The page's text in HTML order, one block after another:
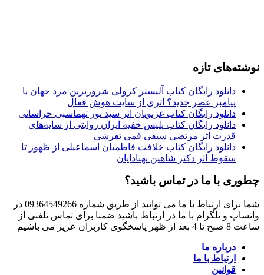
نوشته‌های تازه
دانلود رایگان کتاب آلیستر کرولی شرورترین مرد جهان یا
پیامبر عصر جدید؟ اثری از سایت هوش فعال
دانلود رایگان کتاب غزنویان اثر سید نور تهماسبی خراسانی
دانلود رایگان کتاب پلیس خفیه ایران روایتی از سایه‌های
قدرت اثر مرتضی سیفی فمی تفرشی
دانلود رایگان کتاب خلافت فاطمیان اسماعیلی از ظهور تا
سقوط اثر دکتر شاهین پهنادایان
چطوری با ما در تماس باشید؟
شما برای ارتباط با ما می توانید از طریق شماره 09364549266 در
واتساپ و تلگرام با ما در ارتباط باشید ضمنا برای تماس تلفنی از
ساعت 8 صبح تا 4 بعد از ظهر پاسخگوی کاربران عزیز می باشیم
درباره ما
ارتباط با ما
قوانین